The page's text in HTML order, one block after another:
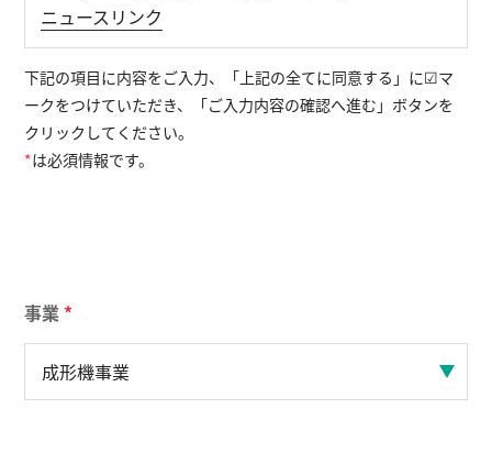
ニュースリンク
下記の項目に内容をご入力、「上記の全てに同意する」に☑マ
ークをつけていただき、「ご入力内容の確認へ進む」ボタンを
クリックしてください。
*は必須情報です。
事業 *